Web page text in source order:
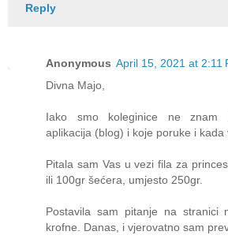
Reply
Anonymous April 15, 2021 at 2:11
Divna Majo,
Iako smo koleginice ne znam
aplikacija (blog) i koje poruke i kada
Pitala sam Vas u vezi fila za
ili 100gr šećera, umjesto 250gr.
Postavila sam pitanje na
krofne. Danas, i vjerovatno sam